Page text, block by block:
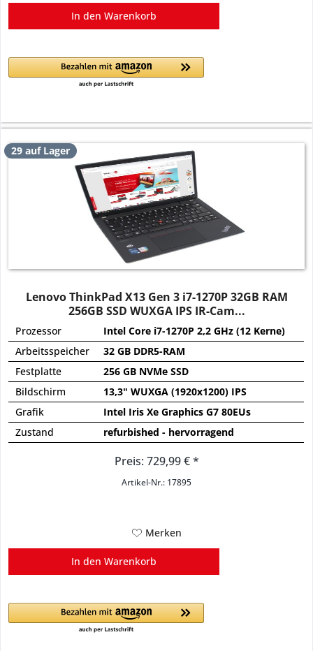
In den Warenkorb
29 auf Lager
Lenovo ThinkPad X13 Gen 3 i7-1270P 32GB RAM
256GB SSD WUXGA IPS IR-Cam...
Prozessor
Intel Core i7-1270P 2,2 GHz (12 Kerne)
Arbeitsspeicher
32 GB DDR5-RAM
Festplatte
256 GB NVMe SSD
Bildschirm
13,3" WUXGA (1920x1200) IPS
Grafik
Intel Iris Xe Graphics G7 80EUs
Zustand
refurbished - hervorragend
Preis: 729,99 € *
Artikel-Nr.: 17895
Merken
In den Warenkorb